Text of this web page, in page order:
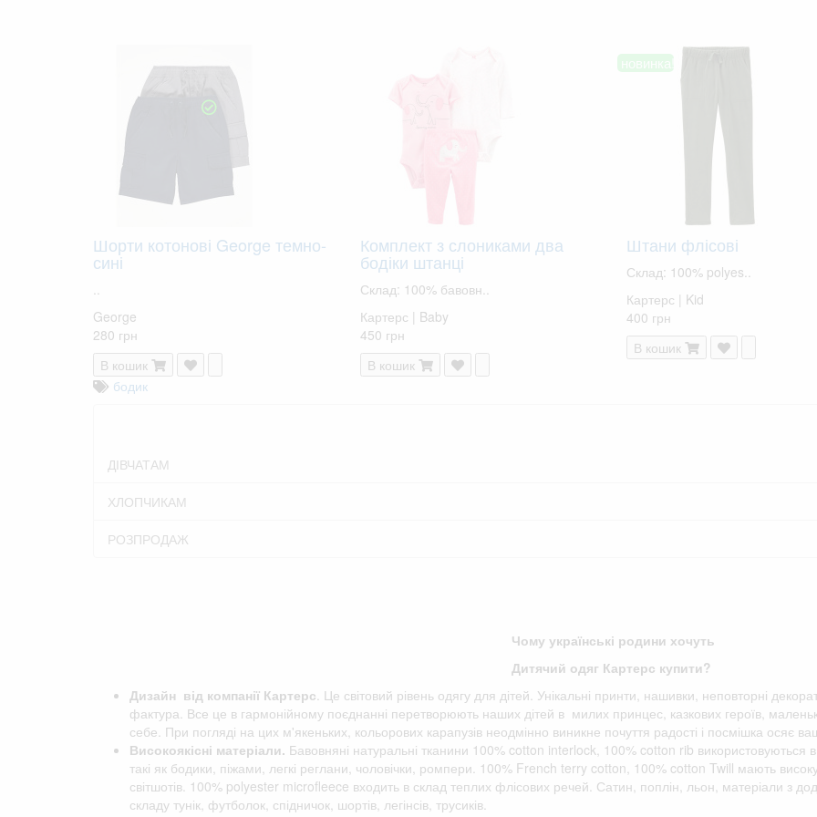
Шорти котонові George темно-
сині
George
280 грн
В кошик
Комплект з слониками два
бодіки штанці
Склад: 100% бавовн..
Картерс | Baby
450 грн
В кошик
новинка!
Штани флісові
Склад: 100% polyes..
Картерс | Kid
400 грн
В кошик
бодик
ДІВЧАТАМ
ХЛОПЧИКАМ
РОЗПРОДАЖ
Чому українські родини хочуть
Дитячий одяг Картерс купити?
Дизайн від компанії Картерс . Це світовий рівень одягу для дітей. Унікальні принти, нашивки, неповторні
фактура. Все це в гармонійному поєднанні перетворюють наших дітей в милих принцес, казкових героїв,
себе. При погляді на цих м'якеньких, кольорових карапузів неодмінно виникне почуття радості і посмішка осяє
Високоякісні матеріали. Бавовняні натуральні тканини 100% cotton interlock, 100% cotton rib використовуються
такі як бодики, піжами, легкі реглани, чоловічки, ромпери. 100% French terry cotton, 100% cotton Twill мають високу
світшотів. 100% polyester microfleece входить в склад теплих флісових речей. Сатин, поплін, льон, матеріали з
складу тунік, футболок, спідничок, шортів, легінсів, трусиків.